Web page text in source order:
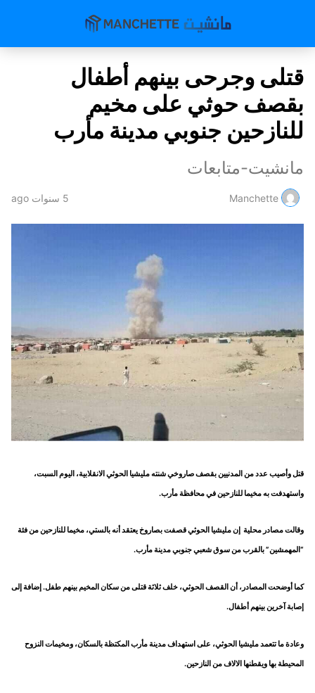
قتلى وجرحى بينهم أطفال
بقصف حوثي على مخيم
للنازحين جنوبي مدينة مأرب
مانشيت-متابعات
Manchette 5 سنوات ago
قتل وأصيب عدد من المدنيين بقصف صاروخي شنته مليشيا الحوثي الانقلابية، اليوم السبت،
واستهدفت به مخيما للنازحين في محافظة مأرب.
وقالت مصادر محلية إن مليشيا الحوثي قصفت بصاروخ يعتقد أنه بالستي، مخيما للنازحين من فئة
“المهمشين” بالقرب من سوق شعبي جنوبي مدينة مأرب.
كما أوضحت المصادر، أن القصف الحوثي، خلف ثلاثة قتلى من سكان المخيم بينهم طفل. إضافة إلى
إصابة آخرين بينهم أطفال.
وعادة ما تتعمد مليشيا الحوثي، على استهداف مدينة مأرب المكتظة بالسكان، ومخيمات النزوح
المحيطة بها ويقطنها الالاف من النازحين.